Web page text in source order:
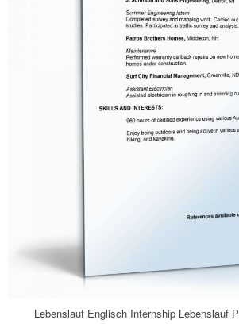
Lebenslauf Englisch Internship Lebenslauf